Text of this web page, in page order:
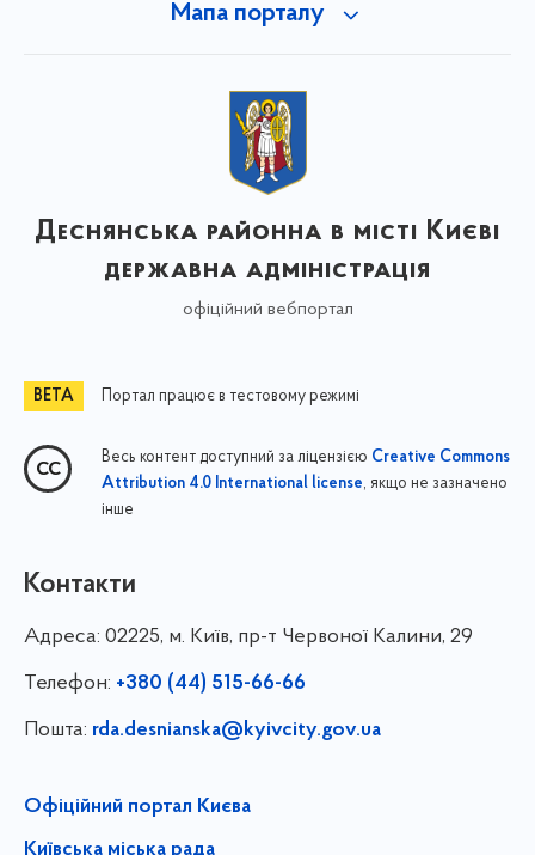
Мапа порталу
Деснянська районна в місті Києві
державна адміністрація
офіційний вебпортал
Портал працює в тестовому режимі
Весь контент доступний за ліцензією Creative Commons
Attribution 4.0 International license, якщо не зазначено
інше
Контакти
Адреса: 02225, м. Київ, пр-т Червоної Калини, 29
Телефон: +380 (44) 515-66-66
Пошта: rda.desnianska@kyivcity.gov.ua
Офіційний портал Києва
Київська міська рада